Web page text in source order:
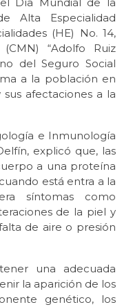
Día Mundial de la
Alta Especialidad
(HE) No. 14,
“Adolfo Ruiz
del Seguro Social
a la población en
afectaciones a la
e Inmunología
explicó que, las
a una proteína
está entra a la
síntomas como
de la piel y
de aire o presión
una adecuada
la aparición de los
genético, los